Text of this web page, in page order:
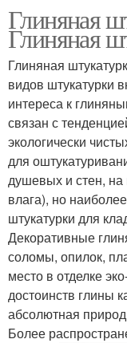
Глиняная
Глиняная
Глиняная
видов штукатурки
интереса к
связан с
экологически
для
душевых и стен,
влага), но
штукатурки для
Декоративные
соломы, опилок,
место в отделке
достоинств глины
абсолютная
Более